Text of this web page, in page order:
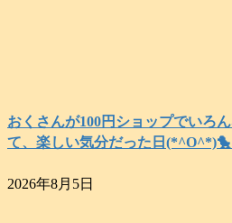
おくさんが100円ショップでいろ
て、楽しい気分だった日
2026年8月5日